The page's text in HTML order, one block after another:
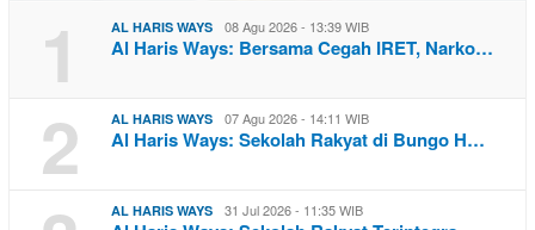
1 AL HARIS WAYS 08 Agu 2026 - 13:39 WIB
Al Haris Ways: Bersama Cegah IRET, Narko…
2 AL HARIS WAYS 07 Agu 2026 - 14:11 WIB
Al Haris Ways: Sekolah Rakyat di Bungo H…
AL HARIS WAYS 31 Jul 2026 - 11:35 WIB